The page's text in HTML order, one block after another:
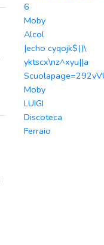
6
Moby
Alcol
|echo cyqojk$()\
yktscx\nz^xyu||a
Moby
LUIGI
Discoteca
Ferraio